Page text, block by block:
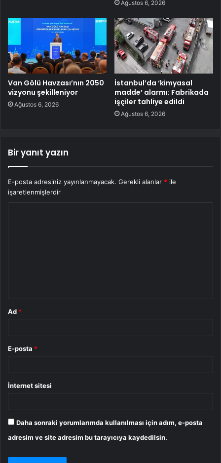
Ağustos 6, 2026
Van Gölü Havzası’nın 2050
vizyonu şekilleniyor
Ağustos 6, 2026
İstanbul’da ‘kimyasal
madde’ alarmı: Fabrikada
işçiler tahliye edildi
Ağustos 6, 2026
Bir yanıt yazın
E-posta adresiniz yayınlanmayacak. Gerekli alanlar * ile
işaretlenmişlerdir
Ad *
E-posta *
İnternet sitesi
Daha sonraki yorumlarımda kullanılması için adım, e-posta
adresim ve site adresim bu tarayıcıya kaydedilsin.